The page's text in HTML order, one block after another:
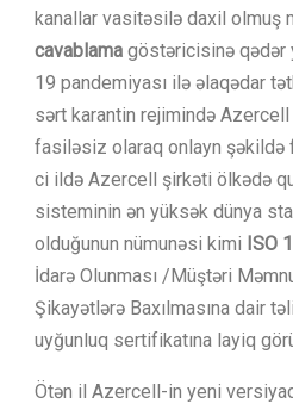
kanallar vasitəsilə daxil olmuş
cavablama göstəricisinə qədər
19 pandemiyası ilə əlaqədar
sərt karantin rejimində
fasiləsiz olaraq onlayn
ci ildə Azercell şirkəti ölkədə
sisteminin ən yüksək dünya
olduğunun nümunəsi kimi ISO
İdarə Olunması /Müştəri
Şikayətlərə Baxılmasına dair
uyğunluq sertifikatına layiq
Ötən il Azercell-in yeni